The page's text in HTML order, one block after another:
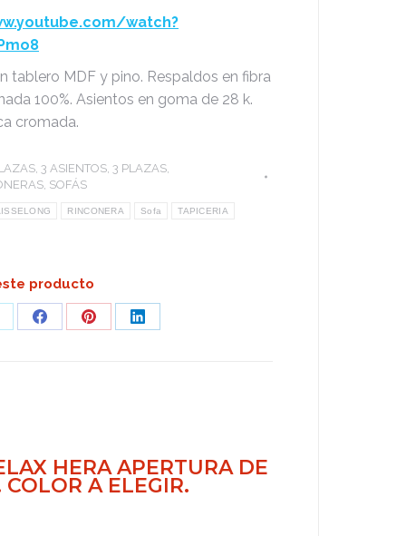
watch?
tablero MDF y pino. Respaldos en fibra
100%. Asientos en goma de 28 k.
cromada.
, 3 ASIENTOS, 3 PLAZAS,
, SOFÁS
RINCONERA Sofa TAPICERIA
producto
Share
Share
Share
HERA APERTURA DE
A ELEGIR.